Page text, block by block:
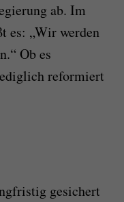
ab. Im
es: „Wir werden
Ob es
reformiert
gesichert